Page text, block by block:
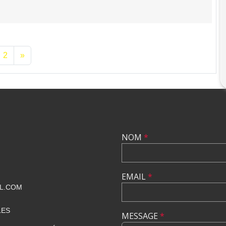
2 »
NOM *
EMAIL*
MESSAGE *